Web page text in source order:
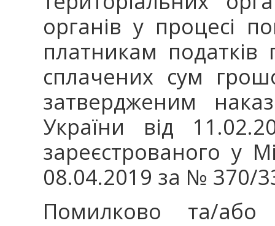
органів у процесі
платникам
сплачених сум
затвердженим
України від
зареєстрованого у
08.04.2019 за № 370/
Помилково та/або